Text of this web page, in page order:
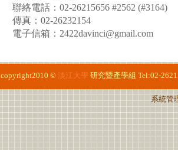
聯絡電話：02-26215656 #2562 (#3164)
傳真：02-26232154
電子信箱：2422davinci@gmail.com
copyright2010 © 淡江大學 研究暨產學組 Tel:02-
系統管